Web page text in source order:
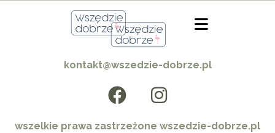
kontakt@wszedzie-dobrze.pl
wszelkie prawa zastrzeżone wszedzie-dobrze.pl